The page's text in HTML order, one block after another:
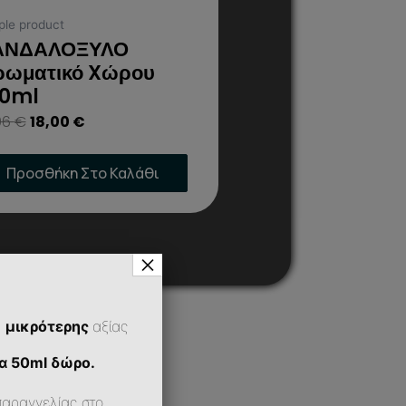
product
Xώρου
€18,00 €
Προσθήκη Στο Καλάθι
μικρότερης αξίας
50ml δώρο.
στο
×